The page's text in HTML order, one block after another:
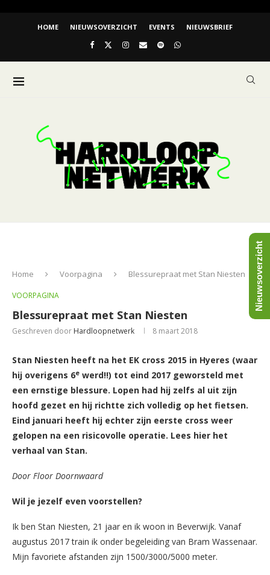
HOME NIEUWSOVERZICHT EVENTS NIEUWSBRIEF
Home Voorpagina Blessurepraat met Stan Niesten
VOORPAGINA
Blessurepraat met Stan Niesten
Geschreven door Hardloopnetwerk 8 maart 2018
Stan Niesten heeft na het EK cross 2015 in Hyeres (waar
hij overigens 6e werd!!) tot eind 2017 geworsteld met
een ernstige blessure. Lopen had hij zelfs al uit zijn
hoofd gezet en hij richtte zich volledig op het fietsen.
Eind januari heeft hij echter zijn eerste cross weer
gelopen na een risicovolle operatie. Lees hier het
verhaal van Stan.
Door Floor Doornwaard
Wil je jezelf even voorstellen?
Ik ben Stan Niesten, 21 jaar en ik woon in Beverwijk. Vanaf
augustus 2017 train ik onder begeleiding van Bram Wassenaar.
Mijn favoriete afstanden zijn 1500/3000/5000 meter.
Nieuwsoverzicht